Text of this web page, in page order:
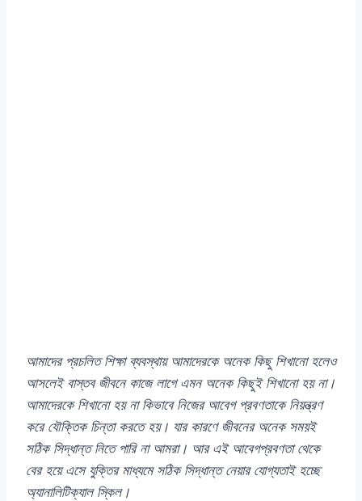
আমাদের প্রচলিত শিক্ষা ব্যবস্থায় আমাদেরকে অনেক কিছু শিখানো হলেও
আসলেই বাস্তব জীবনে কাজে লাগে এমন অনেক কিছুই শিখানো হয় না।
আমাদেরকে শিখানো হয় না কিভাবে নিজের আবেগ প্রবণতাকে নিয়ন্ত্রণ
করে যৌক্তিক চিন্তা করতে হয়। যার কারণে জীবনের অনেক সময়ই
সঠিক সিদ্ধান্ত নিতে পারি না আমরা। আর এই আবেগপ্রবণতা থেকে
বের হয়ে এসে যুক্তির মাধ্যমে সঠিক সিদ্ধান্ত নেয়ার যোগ্যতাই হচ্ছে
অ্যানালিটিক্যাল স্কিল।